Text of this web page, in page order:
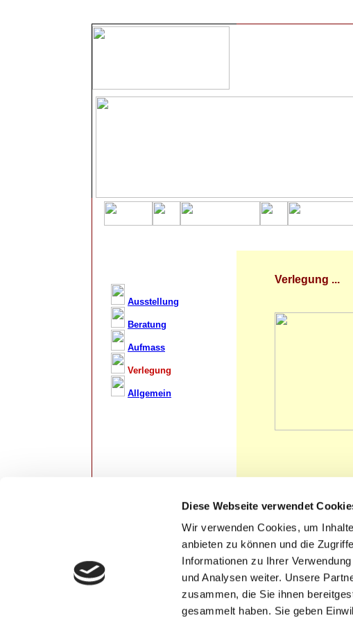
Diese Webseite verwendet
Wir verwenden Cookies, um
anbieten zu können und die
Informationen zu Ihrer
und Analysen weiter. Unsere
zusammen, die Sie ihnen
gesammelt haben. Sie geben
Ausstellung
Beratung
Aufmass
Verlegung
Allgemein
Verlegung ...